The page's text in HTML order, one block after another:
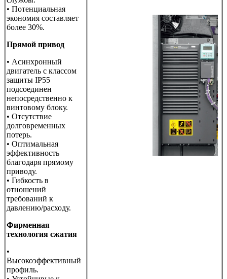
• Потенциальная
экономия составляет
более 30%.
Прямой привод
• Асинхронный
двигатель с классом
защиты IP55
подсоединен
непосредственно к
винтовому блоку.
• Отсутствие
долговременных
потерь.
• Оптимальная
эффективность
благодаря прямому
приводу.
• Гибкость в
отношений
требований к
давлению/расходу.
Фирменная
технология сжатия
•
Высокоэффективный
профиль.